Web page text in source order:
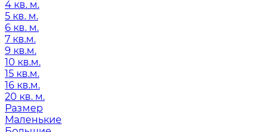
4 кв. м.
5 кв. м.
6 кв. м.
7 кв.м.
9 кв.м.
10 кв.м.
15 кв.м.
16 кв.м.
20 кв. м.
Размер
Маленькие